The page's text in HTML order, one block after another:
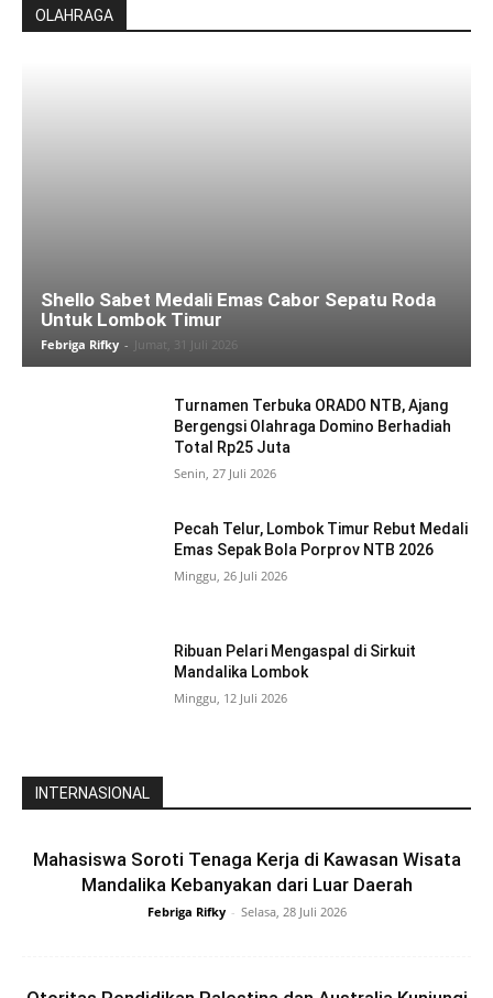
OLAHRAGA
Shello Sabet Medali Emas Cabor Sepatu Roda
Untuk Lombok Timur
Febriga Rifky - Jumat, 31 Juli 2026
Turnamen Terbuka ORADO NTB, Ajang
Bergengsi Olahraga Domino Berhadiah
Total Rp25 Juta
Senin, 27 Juli 2026
Pecah Telur, Lombok Timur Rebut Medali
Emas Sepak Bola Porprov NTB 2026
Minggu, 26 Juli 2026
Ribuan Pelari Mengaspal di Sirkuit
Mandalika Lombok
Minggu, 12 Juli 2026
INTERNASIONAL
Mahasiswa Soroti Tenaga Kerja di Kawasan Wisata
Mandalika Kebanyakan dari Luar Daerah
Febriga Rifky - Selasa, 28 Juli 2026